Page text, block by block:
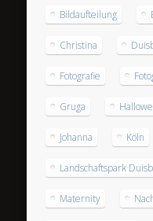
Bildaufteilung
Christina
Fotografie
Gruga
Johanna Köln
Landschaftspark
Maternity